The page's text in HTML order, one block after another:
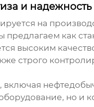
и надежность
на
предлагаем как
высоким
строго
но и